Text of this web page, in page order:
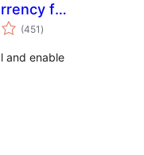
for
(451 कुल
रेटिङ्गहरू
)
and enable